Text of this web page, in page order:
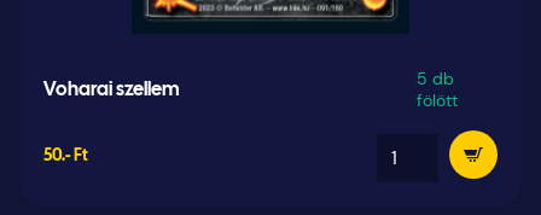
Voharai szellem
5 db
fölött
50.- Ft